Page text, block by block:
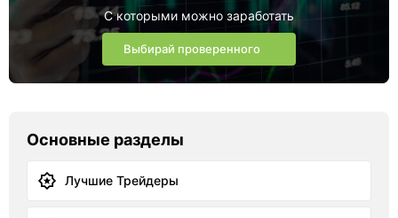
С которыми можно заработать
Выбирай проверенного
Основные разделы
Лучшие Трейдеры